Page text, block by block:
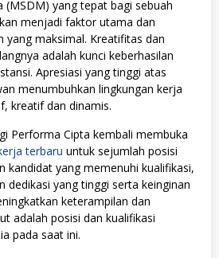
(MSDM) yang tepat bagi sebuah
menjadi faktor utama dan
yang maksimal. Kreatifitas dan
adalah kunci keberhasilan
Apresiasi yang tinggi atas
menumbuhkan lingkungan kerja
kreatif dan dinamis.
Performa Cipta kembali membuka
terbaru untuk sejumlah posisi
kandidat yang memenuhi kualifikasi,
dedikasi yang tinggi serta keinginan
keterampilan dan
adalah posisi dan kualifikasi
pada saat ini.